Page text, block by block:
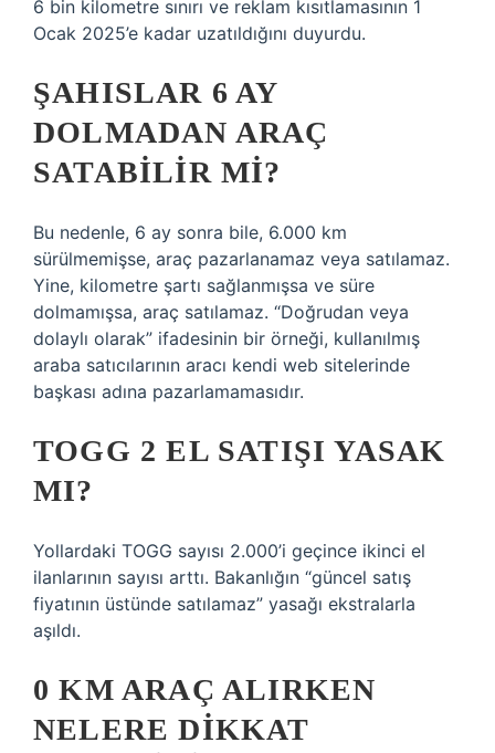
6 bin kilometre sınırı ve reklam kısıtlamasının 1
Ocak 2025’e kadar uzatıldığını duyurdu.
ŞAHISLAR 6 AY
DOLMADAN ARAÇ
SATABILIR MI?
Bu nedenle, 6 ay sonra bile, 6.000 km
sürülmemişse, araç pazarlanamaz veya satılamaz.
Yine, kilometre şartı sağlanmışsa ve süre
dolmamışsa, araç satılamaz. “Doğrudan veya
dolaylı olarak” ifadesinin bir örneği, kullanılmış
araba satıcılarının aracı kendi web sitelerinde
başkası adına pazarlamamasıdır.
TOGG 2 EL SATIŞI YASAK
MI?
Yollardaki TOGG sayısı 2.000’i geçince ikinci el
ilanlarının sayısı arttı. Bakanlığın “güncel satış
fiyatının üstünde satılamaz” yasağı ekstralarla
aşıldı.
0 KM ARAÇ ALIRKEN
NELERE DIKKAT